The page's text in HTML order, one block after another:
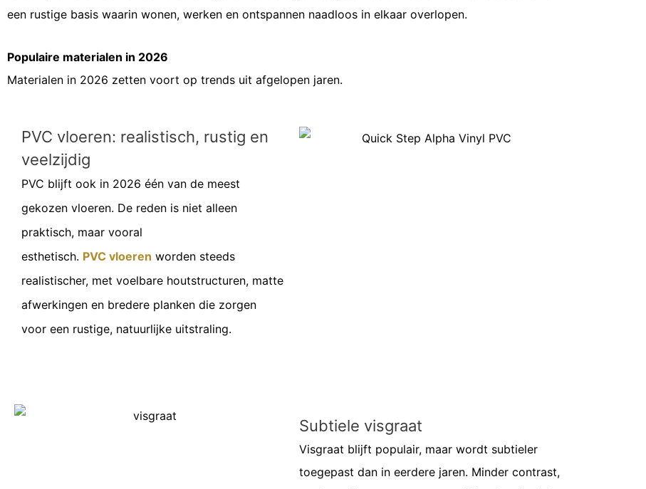
een rustige basis waarin wonen, werken en ontspannen naadloos in elkaar overlopen.
Populaire materialen in 2026
Materialen in 2026 zetten voort op trends uit afgelopen jaren.
PVC vloeren: realistisch, rustig en
veelzijdig
PVC blijft ook in 2026 één van de meest
gekozen vloeren. De reden is niet alleen
praktisch, maar vooral
esthetisch. PVC vloeren worden steeds
realistischer, met voelbare houtstructuren, matte
afwerkingen en bredere planken die zorgen
voor een rustige, natuurlijke uitstraling.
Subtiele visgraat
Visgraat blijft populair, maar wordt subtieler
toegepast dan in eerdere jaren. Minder contrast,